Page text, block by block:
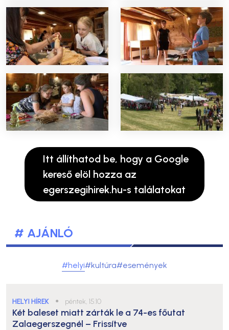
Itt állíthatod be, hogy a Google
kereső elöl hozza az
egerszegihirek.hu-s találatokat
# AJÁNLÓ
#helyi#kultúra#események
HELYI HÍREK ● péntek, 15:10
Két baleset miatt zárták le a 74-es főutat
Zalaegerszegnél – Frissítve